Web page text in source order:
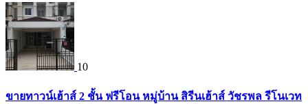
10
ขายทาวน์เฮ้าส์ 2 ชั้น ฟรีโอน หมู่บ้าน สิรีนเฮ้าส์ วัชรพล รีโนเวท